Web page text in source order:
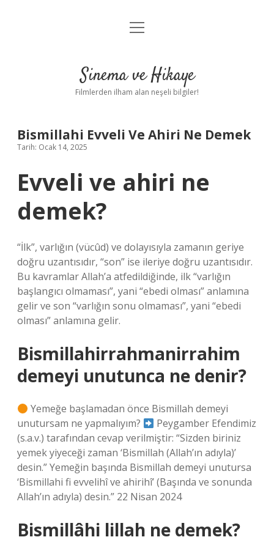
Gizlilik Politikası
Yasal Uyarı
menüyü
Sinema ve Hikaye
Filmlerden ilham alan neşeli bilgiler!
Bismillahi Evveli Ve Ahiri Ne Demek
Tarih: Ocak 14, 2025
Evveli ve ahiri ne
demek?
“İlk”, varlığın (vücûd) ve dolayısıyla zamanın geriye
doğru uzantısıdır, “son” ise ileriye doğru uzantısıdır.
Bu kavramlar Allah’a atfedildiğinde, ilk “varlığın
başlangıcı olmaması”, yani “ebedi olması” anlamına
gelir ve son “varlığın sonu olmaması”, yani “ebedi
olması” anlamına gelir.
Bismillahirrahmanirrahim
demeyi unutunca ne denir?
Yemeğe başlamadan önce Bismillah demeyi
unutursam ne yapmalıyım?
Peygamber Efendimiz
(s.a.v.) tarafından cevap verilmiştir: “Sizden biriniz
yemek yiyeceği zaman ‘Bismillah (Allah’ın adıyla)’
desin.” Yemeğin başında Bismillah demeyi unutursa
‘Bismillahi fi evvelihî ve ahirihî’ (Başında ve sonunda
Allah’ın adıyla) desin.” 22 Nisan 2024
Bismillâhi lillah ne demek?